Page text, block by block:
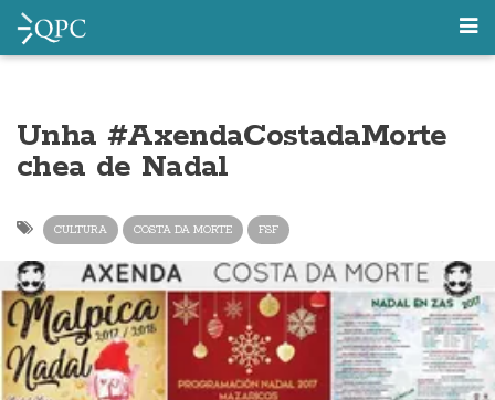
Unha #AxendaCostadaMorte
chea de Nadal
CULTURA COSTA DA MORTE FSF